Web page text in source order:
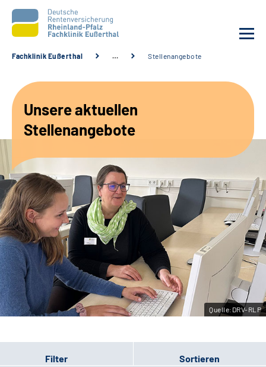
Unsere Angebote
Karriere
Beratungsstellen &
Zuweisende
Suche
Leichte Sprache
Gebärdensprache
Fachklinik Eußerthal … Stellenangebote
Unsere aktuellen
Stellenangebote
Quelle:DRV-RLP
Filter Sortieren